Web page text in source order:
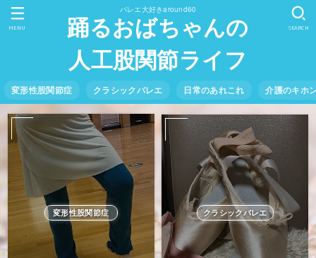
バレエ大好きaround60
踊るおばちゃんの
人工股関節ライフ
変形性股関節症 クラシックバレエ 日常のあれこれ 介護のキホ
SEARCH
MENU
変形性股関節症 クラシックバレエ